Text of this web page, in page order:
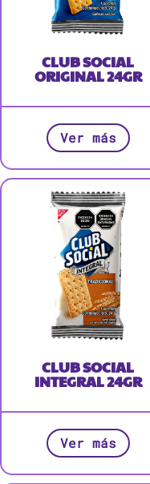
CLUB SOCIAL
ORIGINAL 24GR
Ver más
CLUB SOCIAL
INTEGRAL 24GR
Ver más